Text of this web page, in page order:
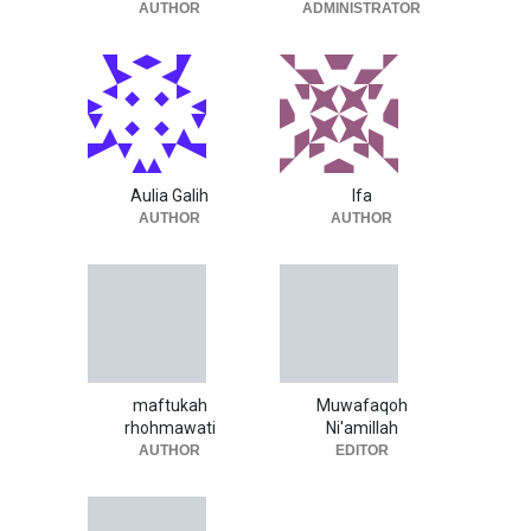
AUTHOR ADMINISTRATOR
Aulia Galih
AUTHOR
Ifa
AUTHOR
maftukah
rhohmawati
AUTHOR
Muwafaqoh
Ni'amillah
EDITOR